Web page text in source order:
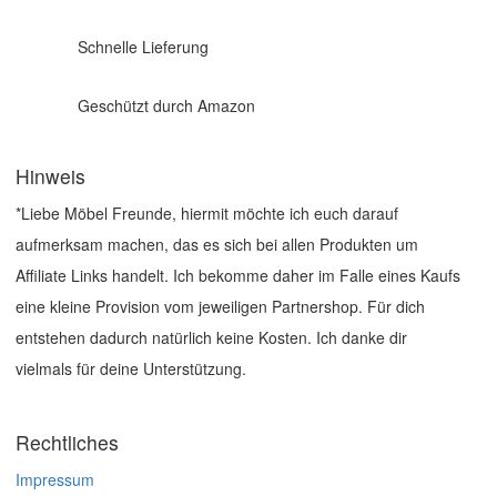
Schnelle Lieferung
Geschützt durch Amazon
Hinweis
*Liebe Möbel Freunde, hiermit möchte ich euch darauf
aufmerksam machen, das es sich bei allen Produkten um
Affiliate Links handelt. Ich bekomme daher im Falle eines Kaufs
eine kleine Provision vom jeweiligen Partnershop. Für dich
entstehen dadurch natürlich keine Kosten. Ich danke dir
vielmals für deine Unterstützung.
Rechtliches
Impressum